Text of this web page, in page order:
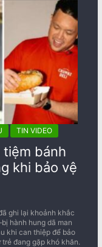
TIN VIDEO
tiệm bánh
khi bảo vệ
ghi lại khoảnh khắc
hành hung dã man
khi can thiệp để bảo
đang gặp khó khăn.